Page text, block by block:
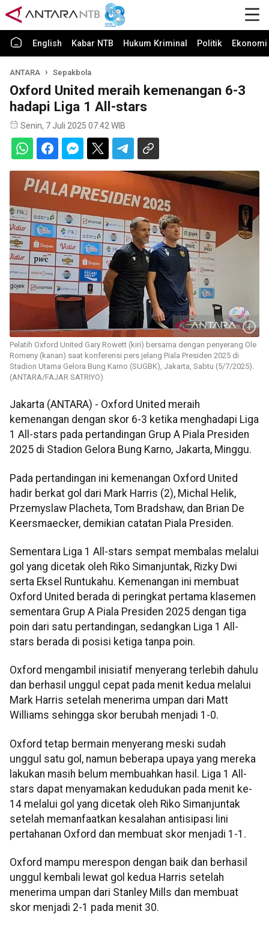
English Kabar NTB Hukum Kriminal Politik
ANTARA Sepakbola
Oxford United meraih kemenangan 6-3
hadapi Liga 1 All-stars
Senin, 7 Juli 2025 07:42 WIB
Pelatih Oxford United Gary Rowett (kiri) bersama dengan penyerang Ole
Romeny (kanan) saat konferensi pers jelang Piala Presiden 2025 di
Stadion Utama Gelora Bung Karno (SUGBK), Jakarta, Sabtu (5/7/2025).
(ANTARA/FAJAR SATRIYO)
Jakarta (ANTARA) - Oxford United meraih
kemenangan dengan skor 6-3 ketika menghadapi Liga
1 All-stars pada pertandingan Grup A Piala Presiden
2025 di Stadion Gelora Bung Karno, Jakarta, Minggu.
Pada pertandingan ini kemenangan Oxford United
hadir berkat gol dari Mark Harris (2), Michal Helik,
Przemyslaw Placheta, Tom Bradshaw, dan Brian De
Keersmaecker, demikian catatan Piala Presiden.
Sementara Liga 1 All-stars sempat membalas melalui
gol yang dicetak oleh Riko Simanjuntak, Rizky Dwi
serta Eksel Runtukahu. Kemenangan ini membuat
Oxford United berada di peringkat pertama klasemen
sementara Grup A Piala Presiden 2025 dengan tiga
poin dari satu pertandingan, sedangkan Liga 1 All-
stars berada di posisi ketiga tanpa poin.
Oxford mengambil inisiatif menyerang terlebih dahulu
dan berhasil unggul cepat pada menit kedua melalui
Mark Harris setelah menerima umpan dari Matt
Williams sehingga skor berubah menjadi 1-0.
Oxford tetap bermain menyerang meski sudah
unggul satu gol, namun beberapa upaya yang mereka
lakukan masih belum membuahkan hasil. Liga 1 All-
stars dapat menyamakan kedudukan pada menit ke-
14 melalui gol yang dicetak oleh Riko Simanjuntak
setelah memanfaatkan kesalahan antisipasi lini
pertahanan Oxford dan membuat skor menjadi 1-1.
Oxford mampu merespon dengan baik dan berhasil
unggul kembali lewat gol kedua Harris setelah
menerima umpan dari Stanley Mills dan membuat
skor menjadi 2-1 pada menit 30.